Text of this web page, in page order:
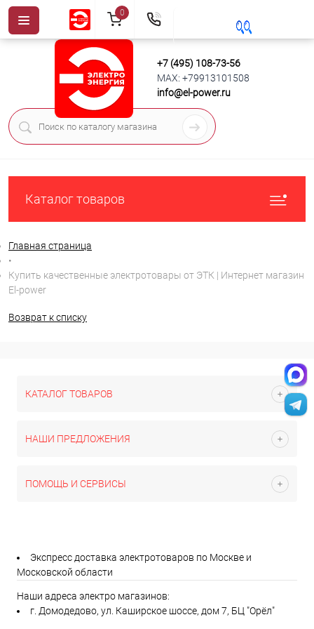
+7 (495) 108-73-56
MAX: +79913101508
info@el-power.ru
Каталог товаров
Главная страница
•
Купить качественные электротовары от ЭТК | Интернет магазин
El-power
Возврат к списку
КАТАЛОГ ТОВАРОВ
НАШИ ПРЕДЛОЖЕНИЯ
ПОМОЩЬ И СЕРВИСЫ
Экспресс доставка электротоваров по Москве и
Московской области
Наши адреса электро магазинов:
г. Домодедово, ул. Каширское шоссе, дом 7, БЦ "Орёл"
0